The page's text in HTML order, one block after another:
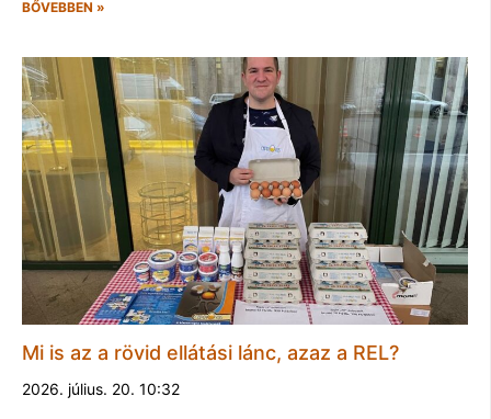
BŐVEBBEN »
Mi is az a rövid ellátási lánc, azaz a REL?
2026. július. 20. 10:32